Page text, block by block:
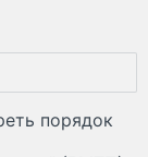
порядок